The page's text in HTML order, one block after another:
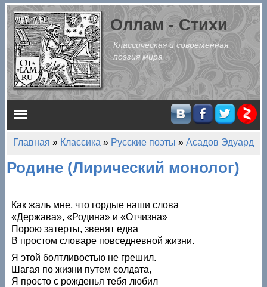
Перейти к основному содержанию
Оллам - Стихи
Классическая и современная
поэзия мира
Главное меню
Вы здесь
Главная » Классика » Русские поэты » Асадов Эдуард
Родине (Лирический монолог)
Как жаль мне, что гордые наши слова
«Держава», «Родина» и «Отчизна»
Порою затерты, звенят едва
В простом словаре повседневной жизни.
Я этой болтливостью не грешил.
Шагая по жизни путем солдата,
Я просто с рожденья тебя любил